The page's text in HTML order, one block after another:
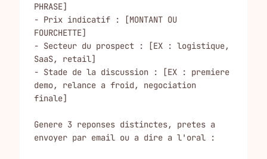
PHRASE]
- Prix indicatif : [MONTANT OU
FOURCHETTE]
- Secteur du prospect : [EX : logistique,
SaaS, retail]
- Stade de la discussion : [EX : premiere
demo, relance a froid, negociation
finale]
Genere 3 reponses distinctes, pretes a
envoyer par email ou a dire a l'oral :